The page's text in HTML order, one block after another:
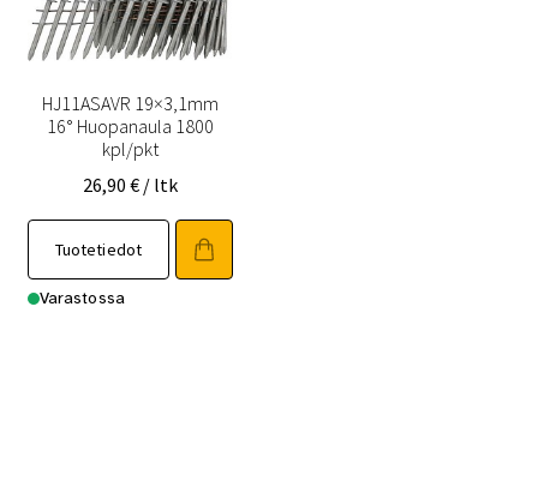
HJ11ASAVR 19×3,1mm
16° Huopanaula 1800
kpl/pkt
26,90 € / ltk
Tuotetiedot
Varastossa